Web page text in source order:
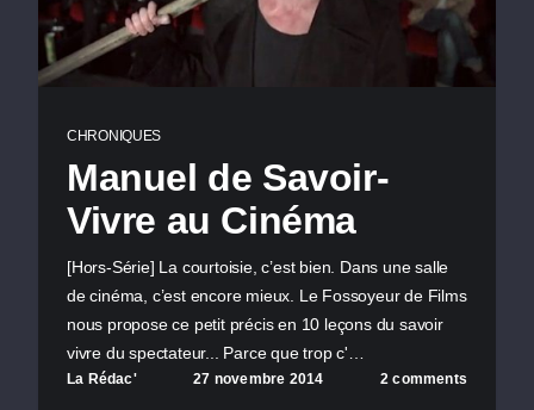
CHRONIQUES
Manuel de Savoir-
Vivre au Cinéma
[Hors-Série] La courtoisie, c’est bien. Dans une salle
de cinéma, c’est encore mieux. Le Fossoyeur de Films
nous propose ce petit précis en 10 leçons du savoir
vivre du spectateur... Parce que trop c'…
La Rédac' 27 novembre 2014 2 comments